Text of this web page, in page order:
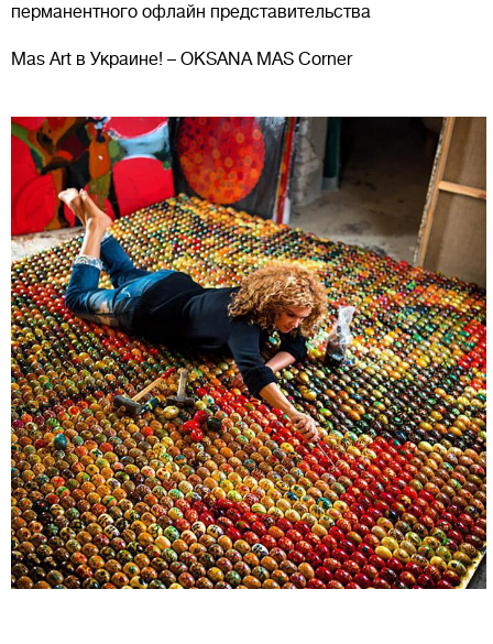
перманентного офлайн представительства
Мas Art в Украине! – OKSANA MAS Corner